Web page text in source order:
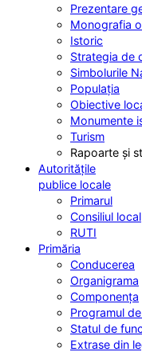
Prezentare
Monografia
Istoric
Strategia de
Simbolurile
Populația
Obiective
Monumente
Turism
Rapoarte și
Autoritățile
publice locale
Primarul
Consiliul local
RUTI
Primăria
Conducerea
Organigrama
Componența
Programul
Statul de
Extrase din